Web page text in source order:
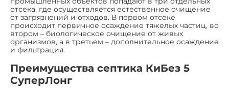
отсека, где осуществляется естественное очищение
от загрязнений и отходов. В первом отсеке
происходит первичное осаждение тяжелых частиц, во
втором – биологическое очищение от живых
организмов, а в третьем – дополнительное осаждение
и фильтрация.
Преимущества септика КиБез 5
СуперЛонг